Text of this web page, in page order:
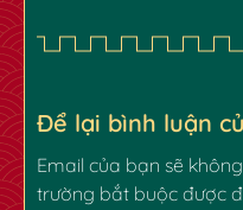
Để lại bình luận
Email của bạn sẽ
trường bắt buộc được